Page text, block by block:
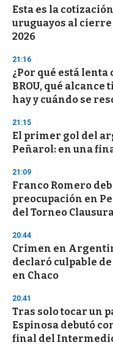
s
c
o
d
Esta es la
uruguayos al cierre
2026
21:16
¿Por qué está lenta
BROU, qué
hay y cuándo se
21:15
El primer gol del
Peñarol: en una
21:09
Franco Romero
preocupación en
del Torneo
20:44
Crimen en
declaró culpable
en Chaco
20:41
Tras solo tocar un
Espinosa debutó
final del